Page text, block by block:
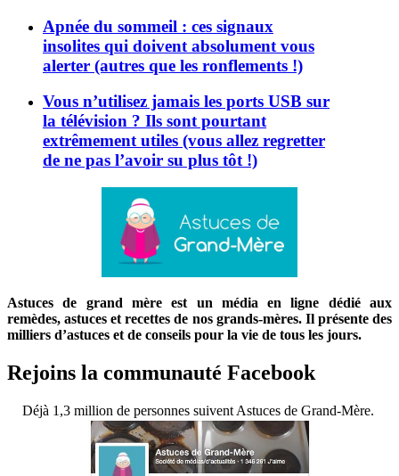
Apnée du sommeil : ces signaux
insolites qui doivent absolument vous
alerter (autres que les ronflements !)
Vous n’utilisez jamais les ports USB sur
la télévision ? Ils sont pourtant
extrêmement utiles (vous allez regretter
de ne pas l’avoir su plus tôt !)
Astuces de grand mère est un média en ligne dédié aux
remèdes, astuces et recettes de nos grands-mères. Il présente des
milliers d’astuces et de conseils pour la vie de tous les jours.
Rejoins la communauté Facebook
Déjà 1,3 million de personnes suivent Astuces de Grand-Mère.